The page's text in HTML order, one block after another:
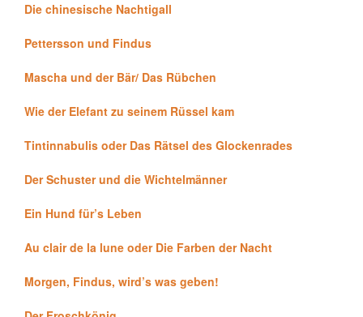
Die chinesische Nachtigall
Pettersson und Findus
Mascha und der Bär/ Das Rübchen
Wie der Elefant zu seinem Rüssel kam
Tintinnabulis oder Das Rätsel des Glockenrades
Der Schuster und die Wichtelmänner
Ein Hund für’s Leben
Au clair de la lune oder Die Farben der Nacht
Morgen, Findus, wird’s was geben!